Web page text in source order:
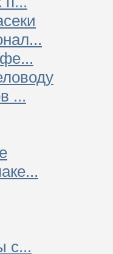
...
с...